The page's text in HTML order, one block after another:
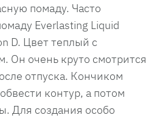
помаду. Часто
Everlasting Liquid
D. Цвет теплый с
Он очень круто смотрится
отпуска. Кончиком
контур, а потом
Для создания особо